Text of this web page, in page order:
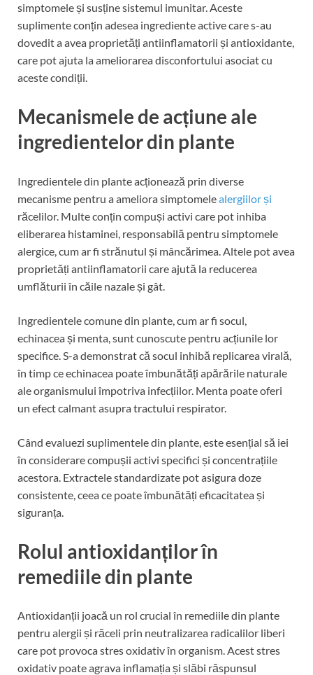
simptomele și susține sistemul imunitar. Aceste
suplimente conțin adesea ingrediente active care s-au
dovedit a avea proprietăți antiinflamatorii și antioxidante,
care pot ajuta la ameliorarea disconfortului asociat cu
aceste condiții.
Mecanismele de acțiune ale
ingredientelor din plante
Ingredientele din plante acționează prin diverse
mecanisme pentru a ameliora simptomelealergiilor și
răcelilor. Multe conțin compuși activi care pot inhiba
eliberarea histaminei, responsabilă pentru simptomele
alergice, cum ar fi strănutul și mâncărimea. Altele pot avea
proprietăți antiinflamatorii care ajută la reducerea
umflăturii în căile nazale și gât.
Ingredientele comune din plante, cum ar fi socul,
echinacea și menta, sunt cunoscute pentru acțiunile lor
specifice. S-a demonstrat că socul inhibă replicarea virală,
în timp ce echinacea poate îmbunătăți apărările naturale
ale organismului împotriva infecțiilor. Menta poate oferi
un efect calmant asupra tractului respirator.
Când evaluezi suplimentele din plante, este esențial să iei
în considerare compușii activi specifici și concentrațiile
acestora. Extractele standardizate pot asigura doze
consistente, ceea ce poate îmbunătăți eficacitatea și
siguranța.
Rolul antioxidanților în
remediile din plante
Antioxidanții joacă un rol crucial în remediile din plante
pentru alergii și răceli prin neutralizarea radicalilor liberi
care pot provoca stres oxidativ în organism. Acest stres
oxidativ poate agrava inflamația și slăbi răspunsul